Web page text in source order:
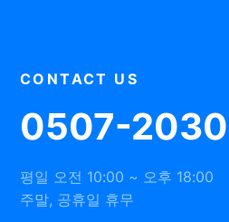
CONTACT US
0507-
평일 오전 10:00 ~ 오후 18:00
주말, 공휴일 휴무